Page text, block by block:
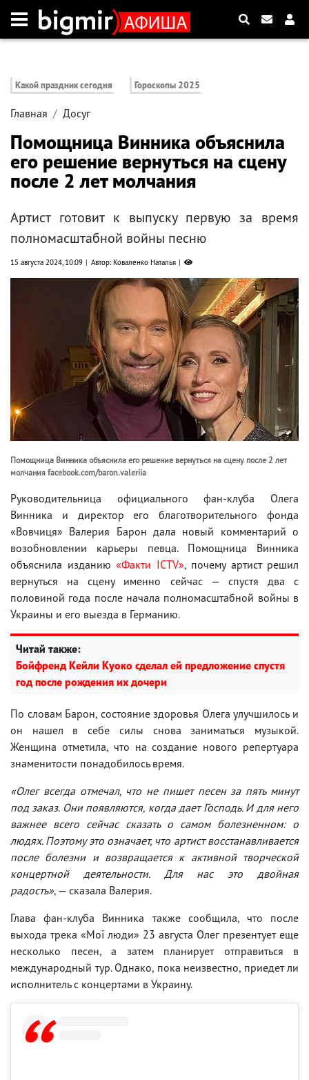
Какой праздник сегодня Гороскопы 2025
Главная Досуг
Помощница Винника объяснила
его решение вернуться на сцену
после 2 лет молчания
Артист готовит к выпуску первую за время
полномасштабной войны песню
15 августа 2024, 10:09 Автор: Коваленко Наталья
Помощница Винника объяснила его решение вернуться на сцену после 2 лет
молчания facebook.com/baron.valeriia
Руководительница официального фан-клуба Олега
Винника и директор его благотворительного фонда
«Вовчиця» Валерия Барон дала новый комментарий о
возобновлении карьеры певца. Помощница Винника
объяснила изданию «Факти ICTV», почему артист решил
вернуться на сцену именно сейчас — спустя два с
половиной года после начала полномасштабной войны в
Украины и его выезда в Германию.
Читай также:
Бойфренд Кейли Куоко сделал ей предложение спустя
год после рождения их дочери
По словам Барон, состояние здоровья Олега улучшилось и
он нашел в себе силы снова заниматься музыкой.
Женщина отметила, что на создание нового репертуара
знаменитости понадобилось время.
«Олег всегда отмечал, что не пишет песен за пять минут
под заказ. Они появляются, когда дает Господь. И для него
важнее всего сейчас сказать о самом болезненном: о
людях. Поэтому это означает, что артист восстанавливается
после болезни и возвращается к активной творческой
концертной деятельности. Для нас это двойная
радость», — сказала Валерия.
Глава фан-клуба Винника также сообщила, что после
выхода трека «Мої люди» 23 августа Олег презентует еще
несколько песен, а затем планирует отправиться в
международный тур. Однако, пока неизвестно, приедет ли
исполнитель с концертами в Украину.